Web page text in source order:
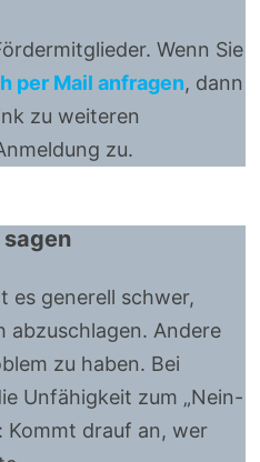
Wenn Sie
per Mail anfragen, dann
zu weiteren
zu.
sagen
es generell schwer,
abzuschlagen. Andere
zu haben. Bei
Unfähigkeit zum „Nein-
Kommt drauf an, wer